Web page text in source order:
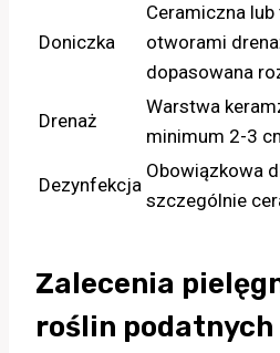
Doniczka
Ceramiczna
otworami
dopasowana
Drenaż
Warstwa
minimum 2-3
Dezynfekcja
Obowiązkowa
szczególnie
Zalecenia
roślin podatnych